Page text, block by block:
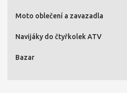
Moto oblečení a zavazadla
Navijáky do čtyřkolek ATV
Bazar